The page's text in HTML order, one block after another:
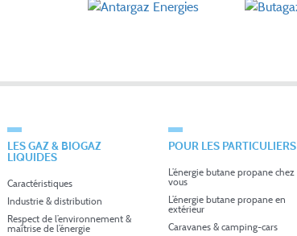
LES GAZ & BIOGAZ
LIQUIDES
Caractéristiques
Industrie & distribution
Respect de l’environnement &
maîtrise de l’énergie
POUR LES PARTICULIERS
L’énergie butane propane chez
vous
L’énergie butane propane en
extérieur
Caravanes & camping-cars